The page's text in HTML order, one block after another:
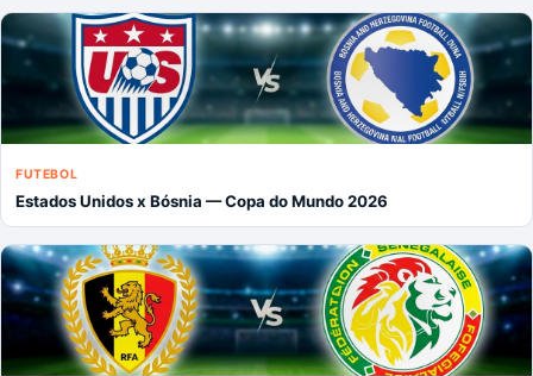
FUTEBOL
Estados Unidos x Bósnia — Copa do Mundo 2026